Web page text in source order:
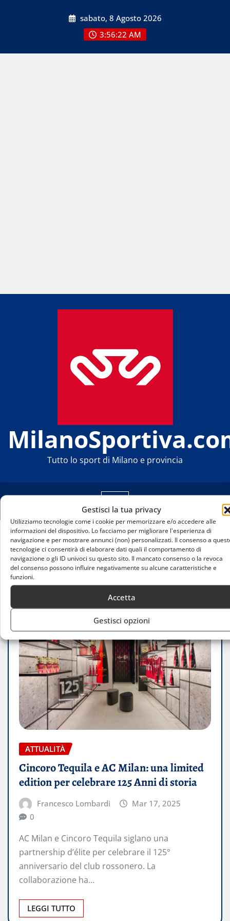
Gestisci la tua privacy
Utilizziamo tecnologie come i cookie per memorizzare e/o accedere alle
informazioni del dispositivo. Lo facciamo per migliorare l'esperienza di
navigazione e per mostrare annunci (non) personalizzati. Il consenso a
tecnologie ci consentirà di elaborare dati quali il comportamento di
navigazione o gli ID univoci su questo sito. Il mancato consenso o la revoca
del consenso possono influire negativamente su alcune caratteristiche e
funzioni.
Accetta
Gestisci opzioni
sabato, 8 Agosto 2026
3:56:22 AM
Tutto lo sport di Milano e provincia
Home
Cincoro Tequila e AC Milan: una limited edition per
celebrare 125 Anni di storia
ATTUALITÀ
Cincoro Tequila e AC Milan: una limited
edition per celebrare 125 Anni di storia
Francesco Lombardi
Mar 17, 2025
0
AC Milan e Cincoro Tequila siglano una
partnership d’élite per celebrare il 125°
anniversario del club rossonero. La
collaborazione ha…
LEGGI TUTTO